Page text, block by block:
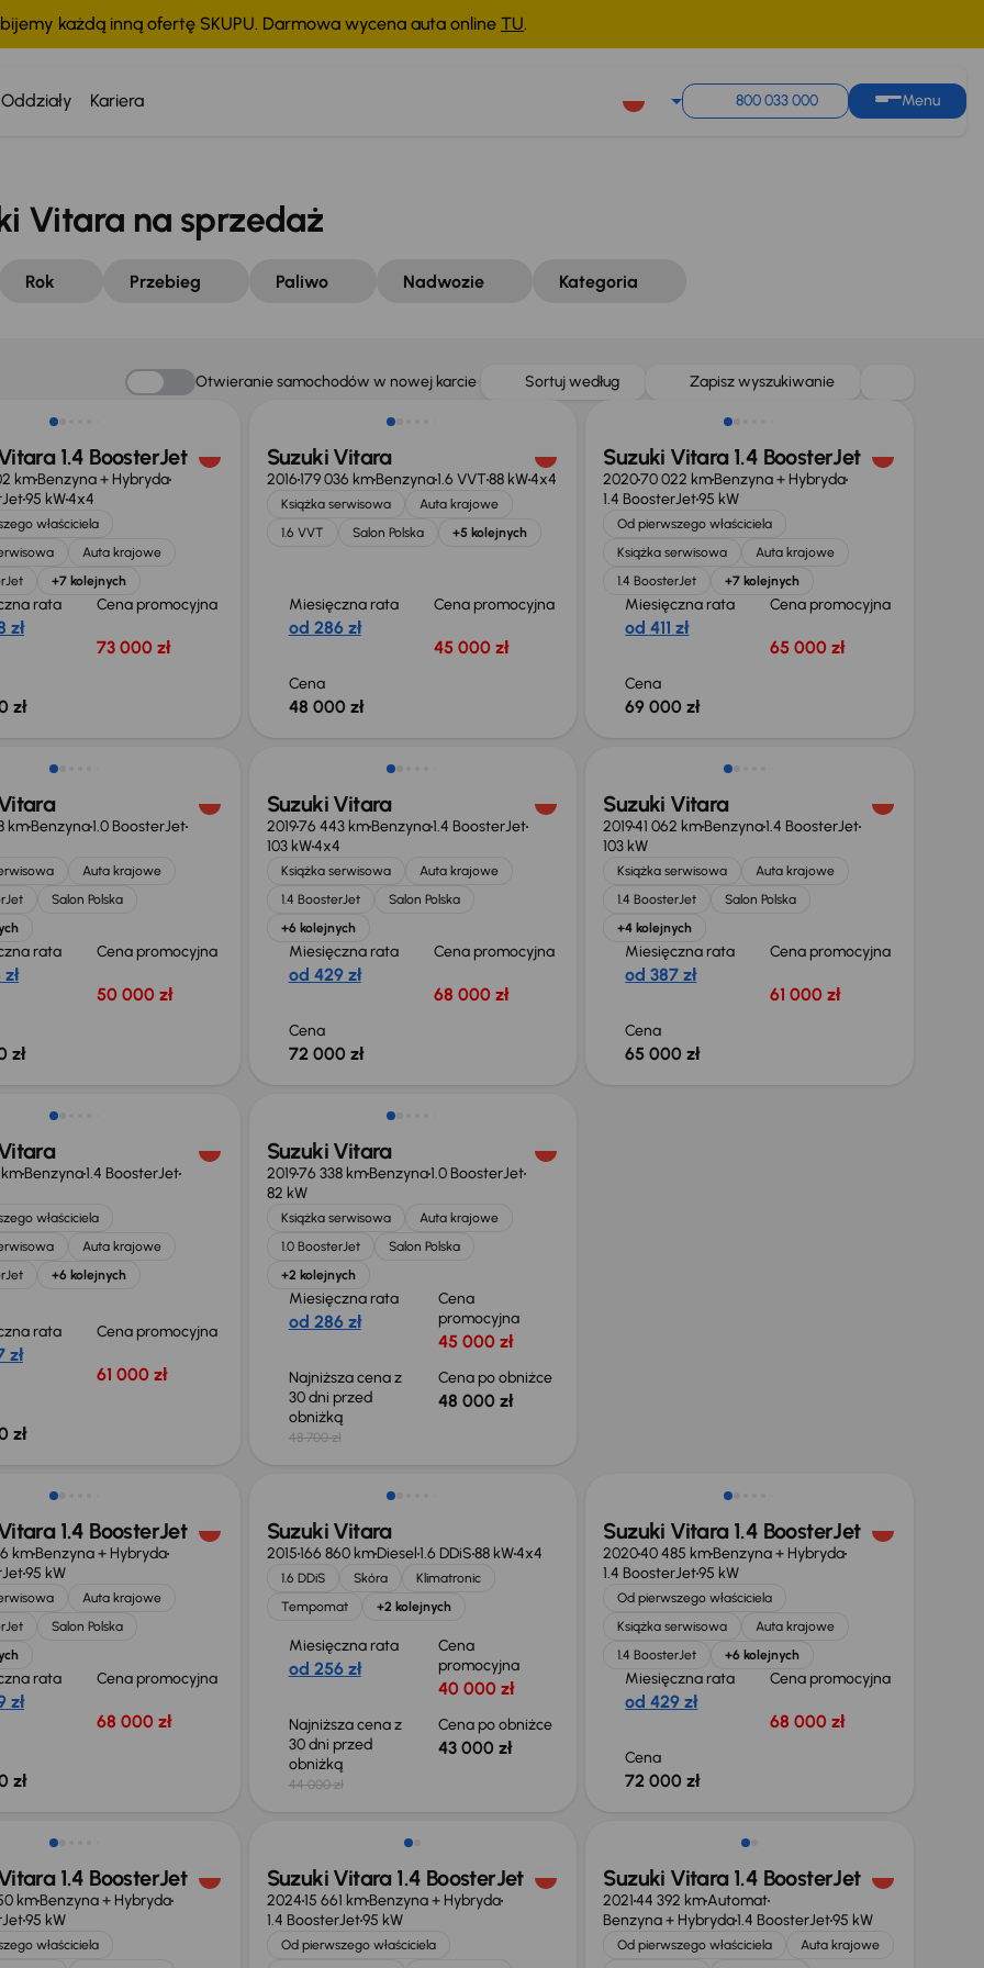
każdą inną ofertę SKUPU. Darmowa wycena auta online TU.
Oddziały Kariera 800 033 000 Menu
Vitara na sprzedaż
Rok Przebieg Paliwo Nadwozie Kategoria
Otwieranie samochodów w nowej karcie Sortuj według Zapisz wyszukiwanie
1.4 BoosterJet
kmBenzyna + Hybryda
95 kW4x4
właściciela
Auta krajowe
+7 kolejnych
rata
zł
Cena promocyjna
73 000 zł
zł
Suzuki Vitara
2016179 036 kmBenzyna1.6 VVT88 kW4x4
Książka serwisowa
Auta krajowe
1.6 VVT
Salon Polska +5 kolejnych
Miesięczna rata
od 286 zł
Cena promocyjna
45 000 zł
Cena
48 000 zł
Suzuki Vitara 1.4 BoosterJet
202070 022 kmBenzyna + Hybryda
1.4 BoosterJet95 kW
Od pierwszego właściciela
Książka serwisowa
Auta krajowe
1.4 BoosterJet
+7 kolejnych
Miesięczna rata
od 411 zł
Cena promocyjna
65 000 zł
Cena
69 000 zł
kmBenzyna1.0 BoosterJet
Auta krajowe
Salon Polska
rata Cena promocyjna
50 000 zł
zł
Suzuki Vitara
201976 443 kmBenzyna1.4 BoosterJet
103 kW4x4
Książka serwisowa
Auta krajowe
1.4 BoosterJet
Salon Polska
+6 kolejnych
Miesięczna rata
od 429 zł
Cena promocyjna
68 000 zł
Cena
72 000 zł
Suzuki Vitara
201941 062 kmBenzyna1.4 BoosterJet
103 kW
Książka serwisowa
Auta krajowe
1.4 BoosterJet
Salon Polska
+4 kolejnych
Miesięczna rata
od 387 zł
Cena promocyjna
61 000 zł
Cena
65 000 zł
kmBenzyna1.4 BoosterJet
właściciela
Auta krajowe
+6 kolejnych
rata
zł
Cena promocyjna
61 000 zł
zł
Suzuki Vitara
201976 338 kmBenzyna1.0 BoosterJet
82 kW
Książka serwisowa
Auta krajowe
1.0 BoosterJet
Salon Polska
+2 kolejnych
Miesięczna rata
od 286 zł
Cena
promocyjna
45 000 zł
Najniższa cena z
30 dni przed
obniżką
48 700 zł
Cena po obniżce
48 000 zł
1.4 BoosterJet
kmBenzyna + Hybryda
95 kW
Auta krajowe
Salon Polska
rata
zł
Cena promocyjna
68 000 zł
zł
Taniej o 1 000 zł
Suzuki Vitara
2015166 860 kmDiesel1.6 DDiS88 kW4x4
1.6 DDiS Skóra
Klimatronic
Tempomat
+2 kolejnych
Miesięczna rata
od 256 zł
Cena
promocyjna
40 000 zł
Najniższa cena z
30 dni przed
obniżką
44 000 zł
Cena po obniżce
43 000 zł
Suzuki Vitara 1.4 BoosterJet
202040 485 kmBenzyna + Hybryda
1.4 BoosterJet95 kW
Od pierwszego właściciela
Książka serwisowa
Auta krajowe
1.4 BoosterJet
+6 kolejnych
Miesięczna rata
od 429 zł
Cena promocyjna
68 000 zł
Cena
72 000 zł
1.4 BoosterJet
kmBenzyna + Hybryda
95 kW
właściciela
Od nowego taniej o 65 999 zł
Suzuki Vitara 1.4 BoosterJet
202415 661 kmBenzyna + Hybryda
1.4 BoosterJet95 kW
Od pierwszego właściciela
Suzuki Vitara 1.4 BoosterJet
202144 392 kmAutomat
Benzyna + Hybryda1.4 BoosterJet95 kW
Od pierwszego właściciela
Auta krajowe